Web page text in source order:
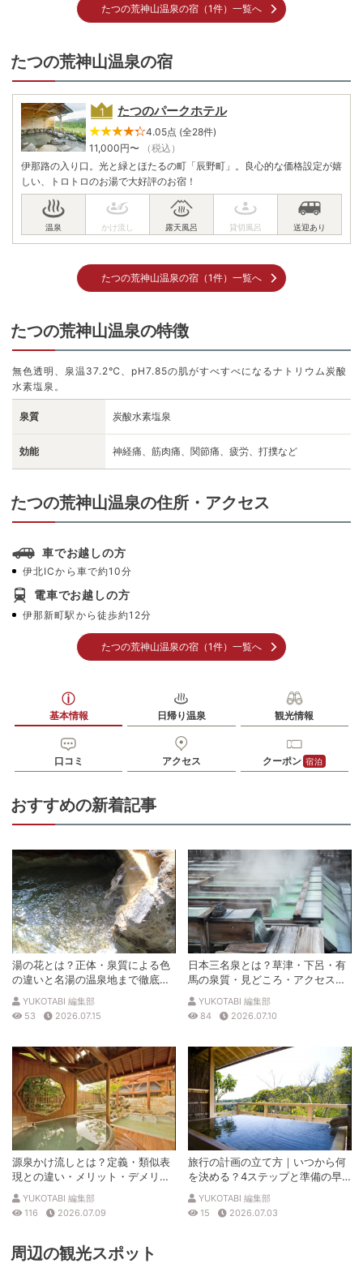
たつの荒神山温泉の宿（1件）一覧へ
たつの荒神山温泉の宿
たつのパークホテル
4.05点 (全28件)
11,000円〜
（税込）
伊那路の入り口。光と緑とほたるの町「辰野町」。良心的な価格設定が嬉
しい、トロトロのお湯で大好評のお宿！
たつの荒神山温泉の宿（1件）一覧へ
たつの荒神山温泉の特徴
無色透明、泉温37.2℃、pH7.85の肌がすべすべになるナトリウム炭酸
水素塩泉。
泉質 炭酸水素塩泉
効能 神経痛、筋肉痛、関節痛、疲労、打撲など
たつの荒神山温泉の住所・アクセス
車でお越しの方
伊北ICから車で約10分
電車でお越しの方
伊那新町駅から徒歩約12分
たつの荒神山温泉の宿（1件）一覧へ
基本情報 日帰り温泉 観光情報
口コミ アクセス クーポン 宿泊
おすすめの新着記事
湯の花とは？正体・泉質による色
の違いと名湯の温泉地まで徹底解
説
YUKOTABI 編集部
53
2026.07.15
日本三名泉とは？草津・下呂・有
馬の泉質・見どころ・アクセスを
徹底解説
YUKOTABI 編集部
84
2026.07.10
源泉かけ流しとは？定義・類似表
現との違い・メリット・デメリッ
トを解説
YUKOTABI 編集部
116
2026.07.09
旅行の計画の立て方｜いつから何
を決める？4ステップと準備の早
見表
YUKOTABI 編集部
15
2026.07.03
周辺の観光スポット